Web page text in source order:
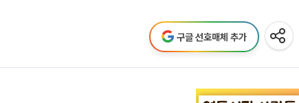
구글 선호매체 추가